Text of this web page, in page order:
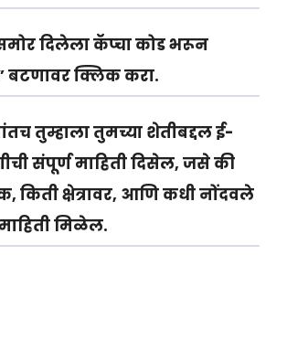
दिलेला कॅप्चा कोड भरून
बटणावर क्लिक करा.
तुम्हाला तुमच्या शेतीबद्दल ई-
संपूर्ण माहिती दिसेल, जसे की
किती क्षेत्रावर, आणि कधी नोंदवले
मिळेल.